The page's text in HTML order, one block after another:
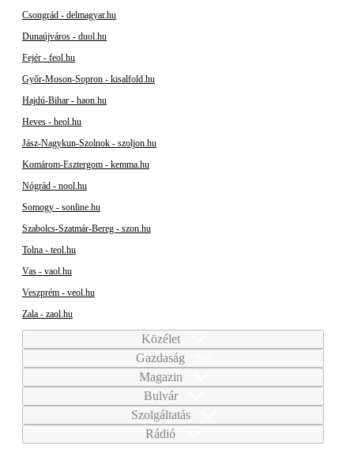
Csongrád - delmagyar.hu
Dunaújváros - duol.hu
Fejér - feol.hu
Győr-Moson-Sopron - kisalfold.hu
Hajdú-Bihar - haon.hu
Heves - heol.hu
Jász-Nagykun-Szolnok - szoljon.hu
Komárom-Esztergom - kemma.hu
Nógrád - nool.hu
Somogy - sonline.hu
Szabolcs-Szatmár-Bereg - szon.hu
Tolna - teol.hu
Vas - vaol.hu
Veszprém - veol.hu
Zala - zaol.hu
Közélet
Gazdaság
Magazin
Bulvár
Szolgáltatás
Rádió